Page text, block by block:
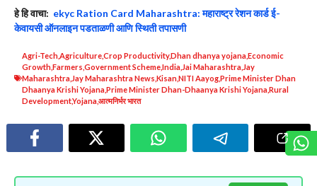
हे हि वाचा: ekyc Ration Card Maharashtra: महाराष्ट्र रेशन कार्ड ई-
केवायसी ऑनलाइन पडताळणी आणि स्थिती तपासणी
Agri-TechAgricultureCrop Productivity,Dhan dhanya yojanaEconomic
GrowthFarmers Government SchemeIndia Jai Maharashtra Jay
Maharashtra Jay Maharashtra News KisanNITI AayogPrime Minister Dhan
Dhaanya Krishi YojanaPrime Minister Dhan-Dhaanya Krishi YojanaRural
DevelopmentYojanaआत्मनिर्भर भारत